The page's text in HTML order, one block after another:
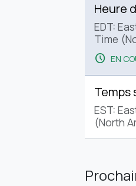
Heure
EDT:
Time
schedule EN
Temps
EST:
(North